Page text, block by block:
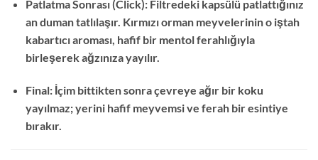
Patlatma Sonrası (Click): Filtredeki kapsülü patlattığınız
an duman tatlılaşır. Kırmızı orman meyvelerinin o iştah
kabartıcı aroması, hafif bir mentol ferahlığıyla
birleşerek ağzınıza yayılır.
Final: İçim bittikten sonra çevreye ağır bir koku
yayılmaz; yerini hafif meyvemsi ve ferah bir esintiye
bırakır.